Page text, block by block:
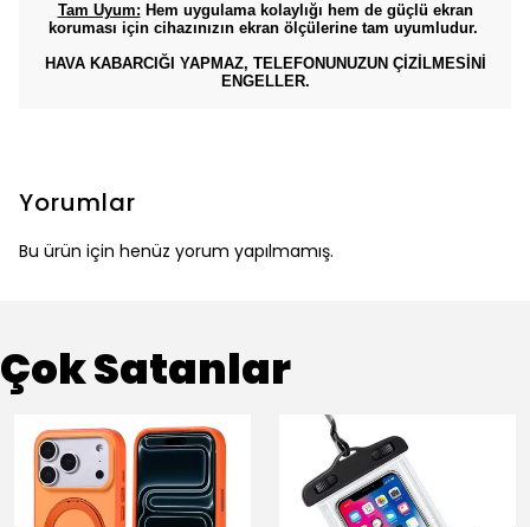
Tam Uyum: Hem uygulama kolaylığı hem de güçlü ekran
koruması için cihazınızın ekran ölçülerine tam uyumludur.
HAVA KABARCIĞI YAPMAZ, TELEFONUNUZUN ÇİZİLMESİNİ
ENGELLER.
Yorumlar
Bu ürün için henüz yorum yapılmamış.
Çok Satanlar